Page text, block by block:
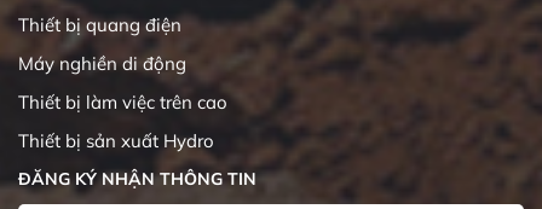
Thiết bị quang điện
Máy nghiền di động
Thiết bị làm việc trên cao
Thiết bị sản xuất Hydro
ĐĂNG KÝ NHẬN THÔNG TIN